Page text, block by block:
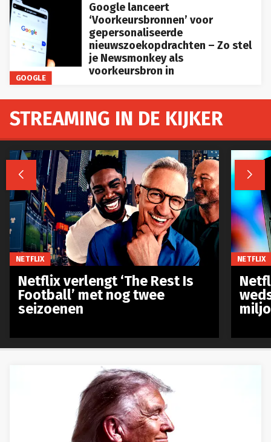
GOOGLE
Google lanceert
‘Voorkeursbronnen’ voor
gepersonaliseerde
nieuwszoekopdrachten – Zo stel
je Newsmonkey als
voorkeursbron in
STREAMING IN DE KIJKER
 
NETFLIX
Netflix verlengt ‘The Rest Is
Football’ met nog twee
seizoenen
NETFLIX